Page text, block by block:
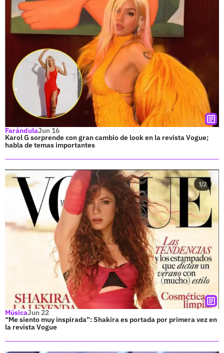
FarándulaJun 16
Karol G sorprende con gran cambio de look en la revista Vogue;
habla de temas importantes
MúsicaJun 22
“Me siento muy inspirada”: Shakira es portada por primera vez en
la revista Vogue